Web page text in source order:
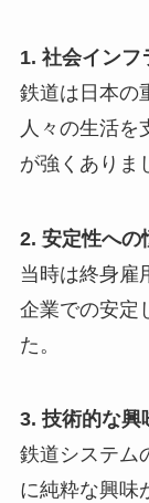
1. 社会インフ
鉄道は日本の
人々の生活を
が強くありま
2. 安定性への
当時は終身雇
企業での安定
た。
3. 技術的な興
鉄道システム
に純粋な興味